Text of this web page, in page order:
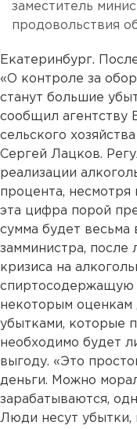
заместитель
продовольствия
Екатеринбург.
«О контроле за
станут большие
сообщил агентству
сельского
Сергей Лацков.
реализации
процента, несмотря
эта цифра порой
сумма будет весьма
замминистра, после
кризиса на
спиртосодержащую
некоторым оценкам
убытками, которые
необходимо будет
выгоду. «Это
деньги. Можно
зарабатываются,
Люди несут убытки,